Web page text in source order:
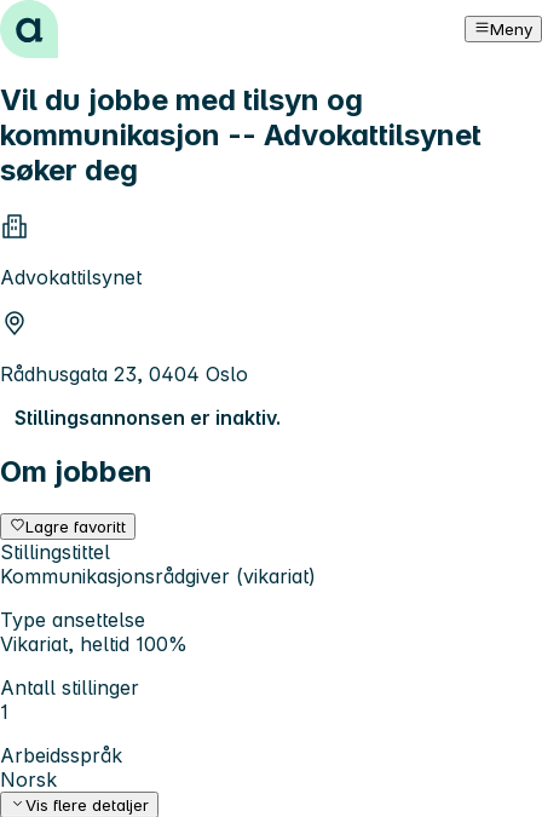
Hopp til innhold Meny
Vil du jobbe med tilsyn og
kommunikasjon -- Advokattilsynet
søker deg
Advokattilsynet
Rådhusgata 23, 0404 Oslo
Stillingsannonsen er inaktiv.
Om jobben
Lagre favoritt
Stillingstittel
Kommunikasjonsrådgiver (vikariat)
Type ansettelse
Vikariat, heltid 100%
Antall stillinger
1
Arbeidsspråk
Norsk
Vis flere detaljer